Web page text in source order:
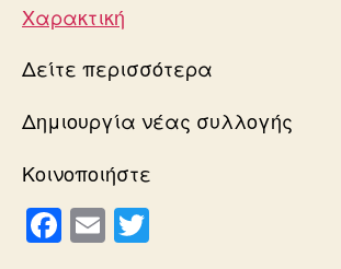
Χαρακτική
Δείτε περισσότερα
Δημιουργία νέας συλλογής
Κοινοποιήστε
F E